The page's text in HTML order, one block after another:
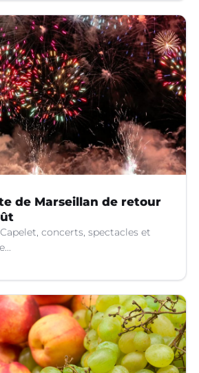
de Marseillan de retour
concerts, spectacles et